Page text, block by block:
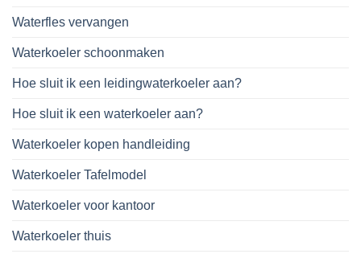
Waterfles vervangen
Waterkoeler schoonmaken
Hoe sluit ik een leidingwaterkoeler aan?
Hoe sluit ik een waterkoeler aan?
Waterkoeler kopen handleiding
Waterkoeler Tafelmodel
Waterkoeler voor kantoor
Waterkoeler thuis